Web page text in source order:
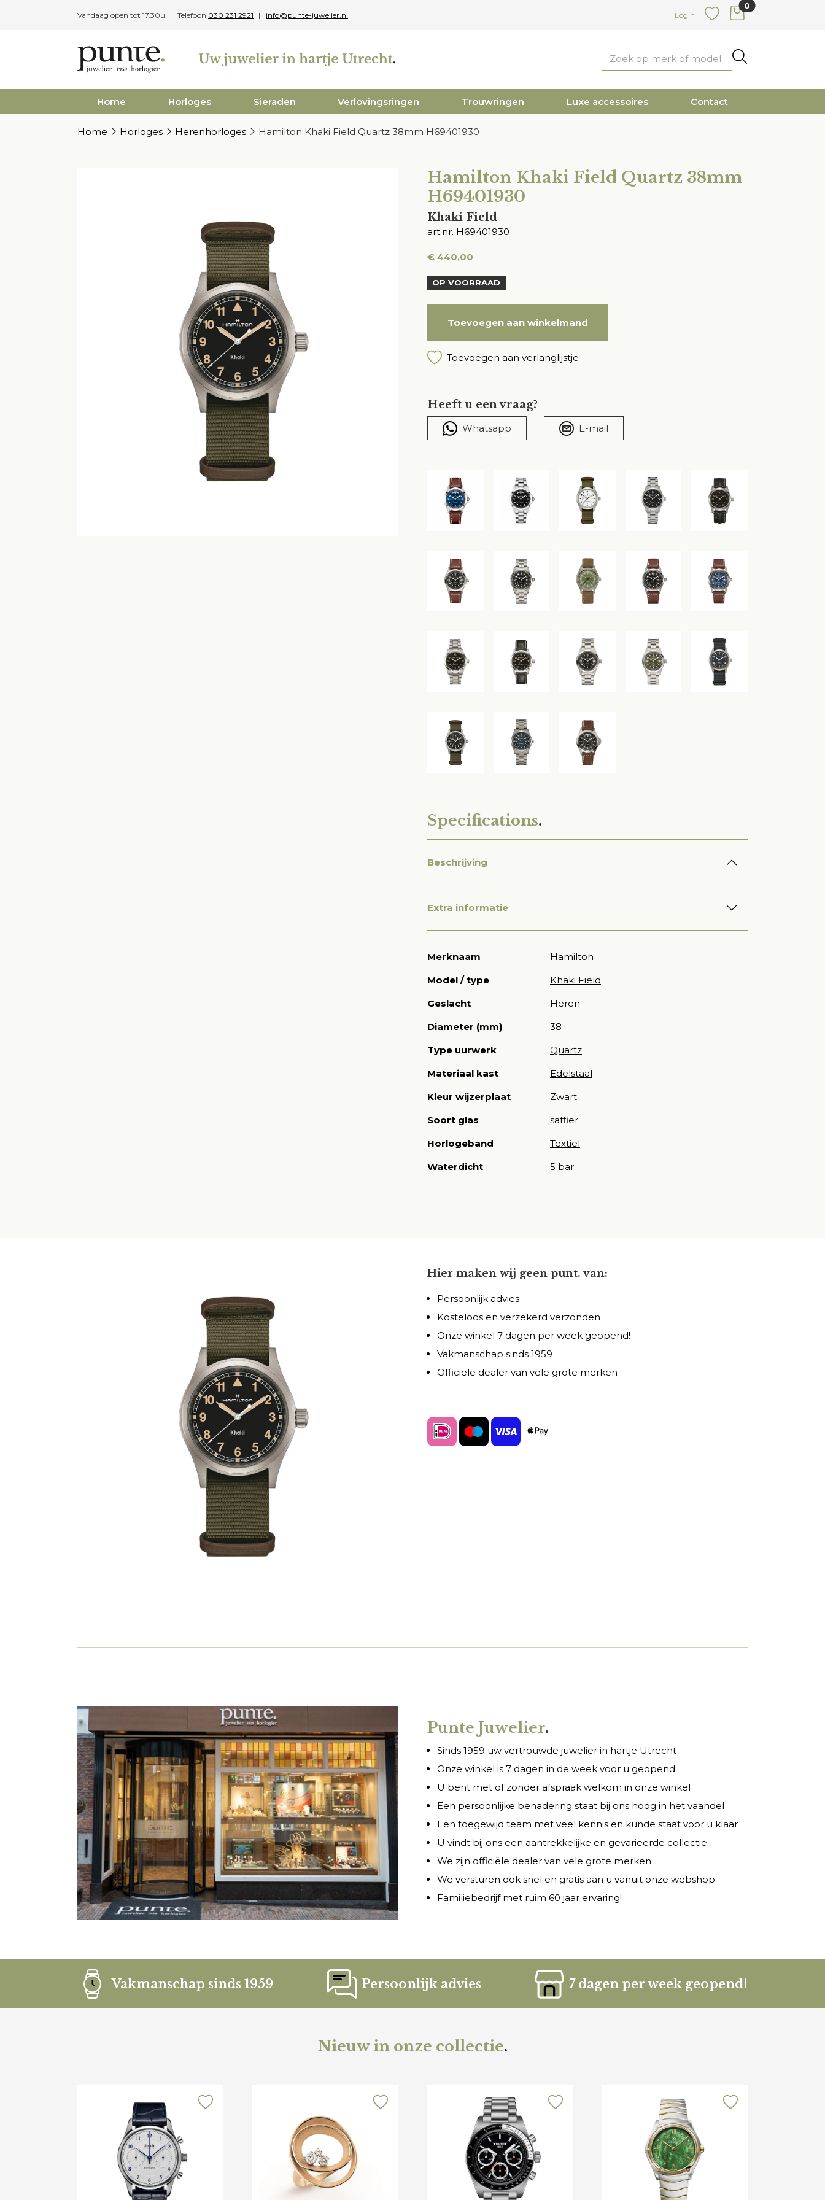
Vandaag open tot 17.30u Telefoon 030 231 2921 info@punte-juwelier.nl
Login
0
items in cart
Home Horloges Sieraden Verlovingsringen Trouwringen Luxe accessoires Contact
Home Horloges Herenhorloges Hamilton Khaki Field Quartz 38mm H69401930
Hamilton Khaki Field Quartz 38mm
H69401930
Khaki Field
art.nr. H69401930
€ 440,00
OP VOORRAAD
Toevoegen aan winkelmand
Toevoegen aan verlanglijstje
Heeft u een vraag?
Whatsapp E-mail
Specifications.
Beschrijving
Extra informatie
Merknaam
Hamilton
Model / type
Khaki Field
Geslacht
Heren
Diameter (mm)
38
Type uurwerk
Quartz
Materiaal kast
Edelstaal
Kleur wijzerplaat
Zwart
Soort glas
saffier
Horlogeband
Textiel
Waterdicht
5 bar
Hier maken wij geen punt. van:
Persoonlijk advies
Kosteloos en verzekerd verzonden
Onze winkel 7 dagen per week geopend!
Vakmanschap sinds 1959
Officiële dealer van vele grote merken
Punte Juwelier.
Sinds 1959 uw vertrouwde juwelier in hartje Utrecht
Onze winkel is 7 dagen in de week voor u geopend
U bent met of zonder afspraak welkom in onze winkel
Een persoonlijke benadering staat bij ons hoog in het vaandel
Een toegewijd team met veel kennis en kunde staat voor u klaar
U vindt bij ons een aantrekkelijke en gevarieerde collectie
We zijn officiële dealer van vele grote merken
We versturen ook snel en gratis aan u vanuit onze webshop
Familiebedrijf met ruim 60 jaar ervaring!
Vakmanschap sinds 1959 Persoonlijk advies 7 dagen per week geopend!
Nieuw in onze collectie.